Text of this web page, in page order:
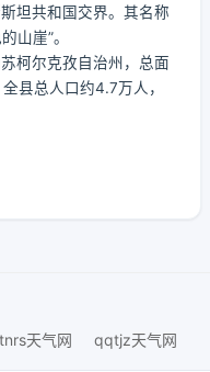
坦共和国交界。其名称
山崖”。
柯尔克孜自治州，总面
县总人口约4.7万人，
天气网 qqtjz天气网